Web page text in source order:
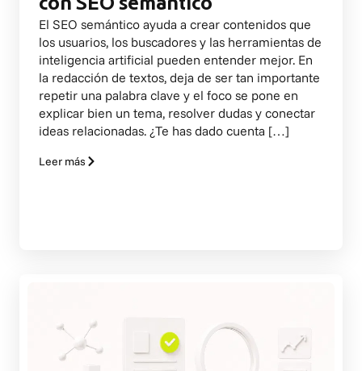
con SEO semántico
El SEO semántico ayuda a crear contenidos que
los usuarios, los buscadores y las herramientas de
inteligencia artificial pueden entender mejor. En
la redacción de textos, deja de ser tan importante
repetir una palabra clave y el foco se pone en
explicar bien un tema, resolver dudas y conectar
ideas relacionadas. ¿Te has dado cuenta […]
Leer más